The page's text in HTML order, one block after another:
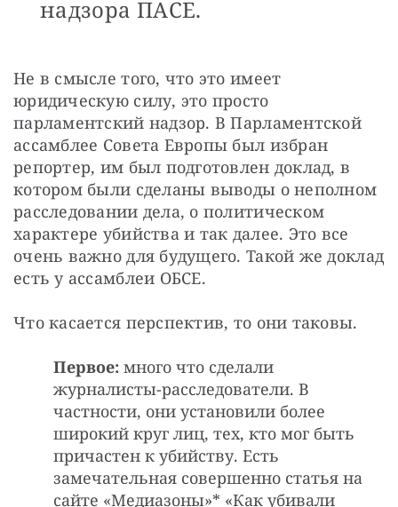
надзора ПАСЕ.
Не в смысле того, что это имеет
юридическую силу, это просто
парламентский надзор. В Парламентской
ассамблее Совета Европы был избран
репортер, им был подготовлен доклад, в
котором были сделаны выводы о неполном
расследовании дела, о политическом
характере убийства и так далее. Это все
очень важно для будущего. Такой же доклад
есть у ассамблеи ОБСЕ.
Что касается перспектив, то они таковы.
Первое: много что сделали
журналисты-расследователи. В
частности, они установили более
широкий круг лиц, тех, кто мог быть
причастен к убийству. Есть
замечательная совершенно статья на
сайте «Медиазоны»* «Как убивали